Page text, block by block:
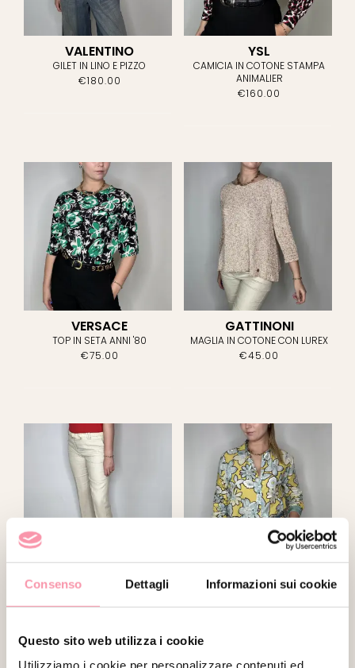
Consenso Dettagli Informazioni sui cookie
Questo sito web utilizza i cookie
Utilizziamo i cookie per personalizzare contenuti ed
BOTTEGA VENETA(1)
BRUNELLO
CACHAREL (1)
CAROLINA
HERRERA(0)
CARTIER(0)
CHANEL(6)
CLAUDIO
ORCIANI
(0)
CLIPS MORE
COLOMBO(0)
DOLCE&GABBANA(17)
VALENTINO
GILET IN LINO E PIZZO
€180.00
YSL
CAMICIA IN COTONE STAMPA
ANIMALIER
€160.00
VERSACE
TOP IN SETA ANNI '80
€75.00
GATTINONI
MAGLIA IN COTONE CON LUREX
€45.00
MAX MARA
PANTALONE IN LINO BEIGE
MAX MARA